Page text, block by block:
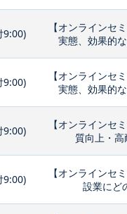
9:00)
【オンラインセ
実態、効果的
9:00)
【オンラインセ
実態、効果的
9:00)
【オンラインセ
質向上・
9:00)
【オンラインセ
設業にど